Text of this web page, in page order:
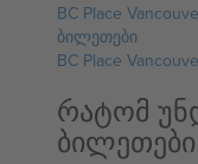
BC Place
ბილეთები
BC Place
რატომ
ბილეთები